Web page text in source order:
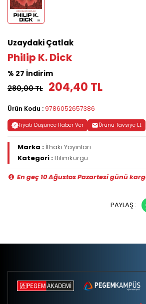
Uzaydaki Çatlak
Philip K. Dick
% 27 İndirim
280,00 TL 204,40 TL
Ürün Kodu : 9786052657386
Fiyatı Düşünce Haber Ver Ürünü Tavsiye Et
Marka : İthaki Yayınları
Kategori :Bilimkurgu
En geç 10 Ağustos Pazartesi günü
PAYLAŞ :